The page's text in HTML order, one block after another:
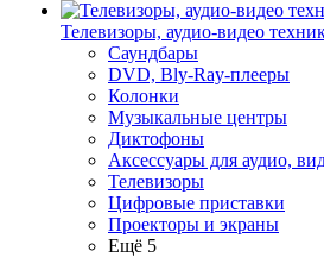
Телевизоры, аудио-видео
Саундбары
DVD, Bly-Ray-плееры
Колонки
Музыкальные центры
Диктофоны
Аксессуары для аудио,
Телевизоры
Цифровые приставки
Проекторы и экраны
Ещё 5